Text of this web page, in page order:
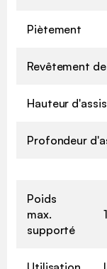
Piètement
Revêtement
Hauteur
Profondeur
Poids
max.
supporté